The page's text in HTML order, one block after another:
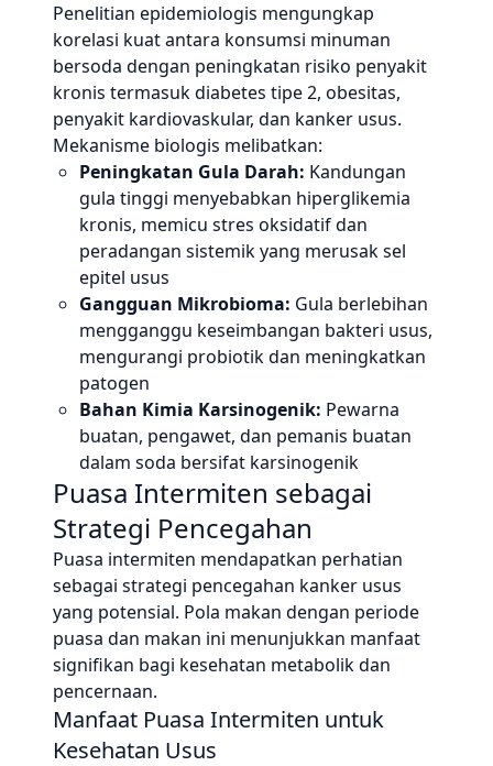
Penelitian epidemiologis mengungkap
korelasi kuat antara konsumsi minuman
bersoda dengan peningkatan risiko penyakit
kronis termasuk diabetes tipe 2, obesitas,
penyakit kardiovaskular, dan kanker usus.
Mekanisme biologis melibatkan:
Peningkatan Gula Darah: Kandungan
gula tinggi menyebabkan hiperglikemia
kronis, memicu stres oksidatif dan
peradangan sistemik yang merusak sel
epitel usus
Gangguan Mikrobioma: Gula berlebihan
mengganggu keseimbangan bakteri usus,
mengurangi probiotik dan meningkatkan
patogen
Bahan Kimia Karsinogenik: Pewarna
buatan, pengawet, dan pemanis buatan
dalam soda bersifat karsinogenik
Puasa Intermiten sebagai
Strategi Pencegahan
Puasa intermiten mendapatkan perhatian
sebagai strategi pencegahan kanker usus
yang potensial. Pola makan dengan periode
puasa dan makan ini menunjukkan manfaat
signifikan bagi kesehatan metabolik dan
pencernaan.
Manfaat Puasa Intermiten untuk
Kesehatan Usus